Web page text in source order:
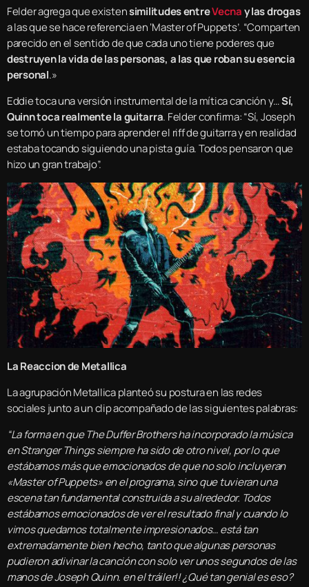
Felder agrega que existensimilitudes entreVecna​​y las drogas
a las que se hace referencia en ‘Master of Puppets’. “Comparten
parecido en el sentido de que cada uno tiene poderes que
destruyen la vida de las personas, a las que roban su esencia
personal.»
Eddie toca una versión instrumental de la mítica canción y…Sí,
Quinn toca realmente la guitarra. Felder confirma: “Sí, Joseph
se tomó un tiempo para aprender el riff de guitarra y en realidad
estaba tocando siguiendo una pista guía. Todos pensaron que
hizo un gran trabajo”.
La Reaccion de Metallica
La agrupación Metallica planteó su postura en las redes
sociales junto a un clip acompañado de las siguientes palabras:
“La forma en que The Duffer Brothers ha incorporado la música
en Stranger Things siempre ha sido de otro nivel, por lo que
estábamos más que emocionados de que no solo incluyeran
«Master of Puppets» en el programa, sino que tuvieran una
escena tan fundamental construida a su alrededor. Todos
estábamos emocionados de ver el resultado final y cuando lo
vimos quedamos totalmente impresionados… está tan
extremadamente bien hecho, tanto que algunas personas
pudieron adivinar la canción con solo ver unos segundos de las
manos de Joseph Quinn. en el tráiler!! ¿Qué tan genial es eso?